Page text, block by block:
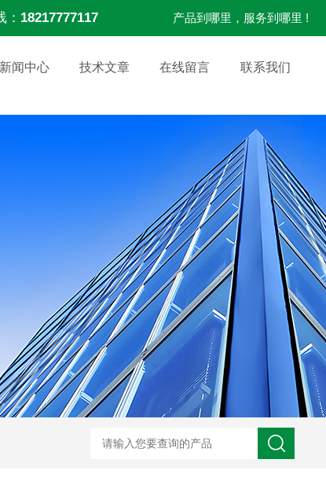
： 18217777117 产品到哪里，服务到哪里 !
新闻中心 技术文章 在线留言 联系我们
JW-5405A复合盐雾试验箱